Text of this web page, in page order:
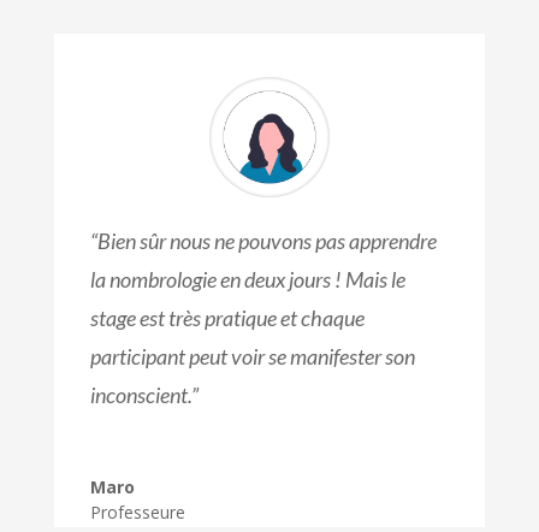
“Bien sûr nous ne pouvons pas apprendre
la nombrologie en deux jours ! Mais le
stage est très pratique et chaque
participant peut voir se manifester son
inconscient.”
Maro
Professeure